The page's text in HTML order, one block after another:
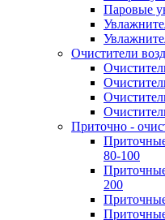
Паровые
Очистители
Приточно -
80-100
200